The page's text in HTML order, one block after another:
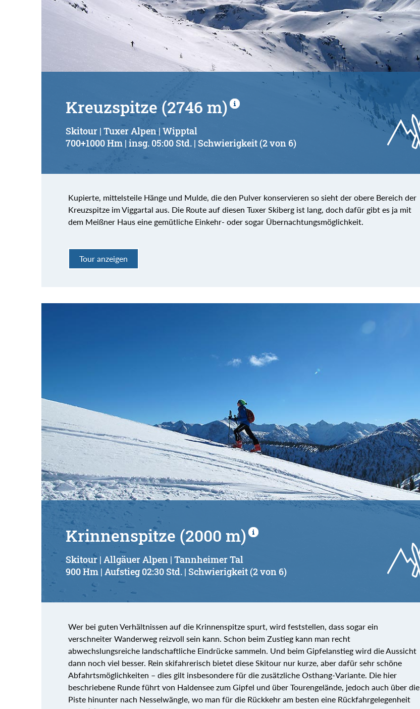
Kreuzspitze (2746 m)
Skitour | Tuxer Alpen | Wipptal
700+1000 Hm | insg. 05:00 Std. | Schwierigkeit (2 von 6)
Kupierte, mittelsteile Hänge und Mulde, die den Pulver konservieren so sieht der obere Bereich der
Kreuzspitze im Viggartal aus. Die Route auf diesen Tuxer Skiberg ist lang, doch dafür gibt es ja mit
dem Meißner Haus eine gemütliche Einkehr- oder sogar Übernachtungsmöglichkeit.
Tour anzeigen
Krinnenspitze (2000 m)
Skitour | Allgäuer Alpen | Tannheimer Tal
900 Hm | Aufstieg 02:30 Std. | Schwierigkeit (2 von 6)
Wer bei guten Verhältnissen auf die Krinnenspitze spurt, wird feststellen, dass sogar ein
verschneiter Wanderweg reizvoll sein kann. Schon beim Zustieg kann man recht
abwechslungsreiche landschaftliche Eindrücke sammeln. Und beim Gipfelanstieg wird die Aussicht
dann noch viel besser. Rein skifahrerisch bietet diese Skitour nur kurze, aber dafür sehr schöne
Abfahrtsmöglichkeiten – dies gilt insbesondere für die zusätzliche Osthang-Variante. Die hier
beschriebene Runde führt von Haldensee zum Gipfel und über Tourengelände, jedoch auch über die
Piste hinunter nach Nesselwängle, wo man für die Rückkehr am besten eine Rückfahrgelegenheit